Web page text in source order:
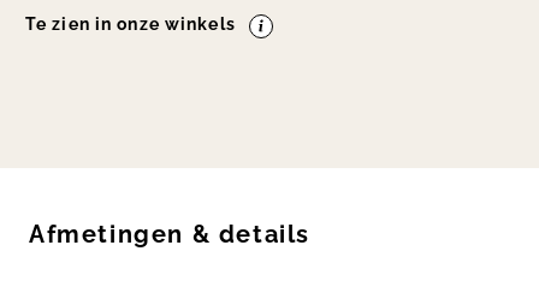
Te zien in onze winkels
Afmetingen & details